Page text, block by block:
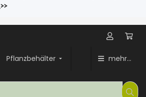
>>
Pflanzbehälter mehr...